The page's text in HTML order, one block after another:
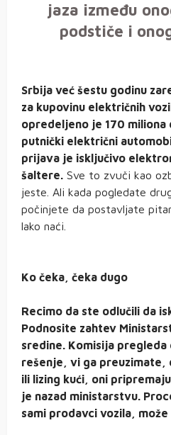
jaza između
podstiče i
Srbija već šestu godinu
za kupovinu električnih
opredeljeno je 170 miliona
putnički električni
prijava je isključivo
šaltere. Sve to zvuči kao
jeste. Ali kada pogledate
počinjete da postavljate
lako naći.
Ko čeka, čeka dugo
Recimo da ste odlučili da
Podnosite zahtev
sredine. Komisija
rešenje, vi ga
ili lizing kući, oni
je nazad ministarstvu.
sami prodavci vozila,